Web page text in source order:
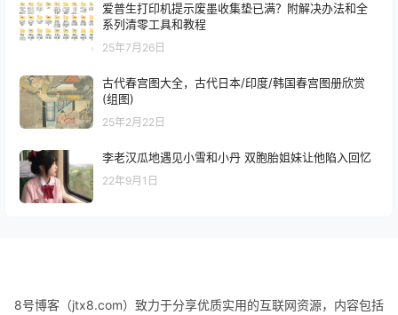
爱普生打印机提示废墨收集垫已满？附解决办法和全
系列清零工具和教程
25年7月26日
古代春宫图大全，古代日本/印度/韩国春宫图册欣赏
(组图)
25年2月22日
李老汉瓜地遇见小雪和小丹 双胞胎姐妹让他陷入回忆
22年9月1日
8号博客（jtx8.com）致力于分享优质实用的互联网资源，内容包括